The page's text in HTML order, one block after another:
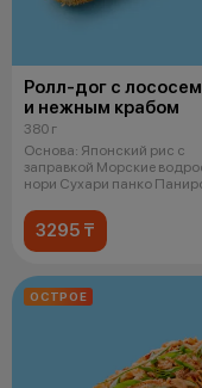
Ролл-дог с лососем
и нежным крабом
380 г
Основа: Японский рис с
заправкой Морские водросли
нори Сухари панко Панировка:
3295 ₸
ОСТРОЕ